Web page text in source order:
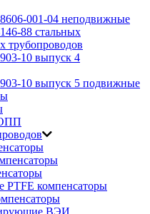
001-04 неподвижные
88 стальных
трубопроводов
10 выпуск 4
10 выпуск 5 подвижные
PTFE компенсаторы
ВЭИ